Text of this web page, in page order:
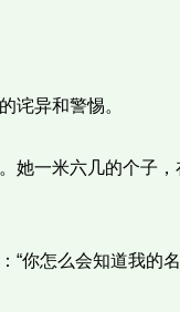
异和警惕。
一米六几的个子，
你怎么会知道我的名